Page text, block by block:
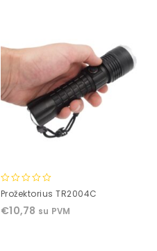
0
of
Prožektorius TR2004C
€10,78 su PVM